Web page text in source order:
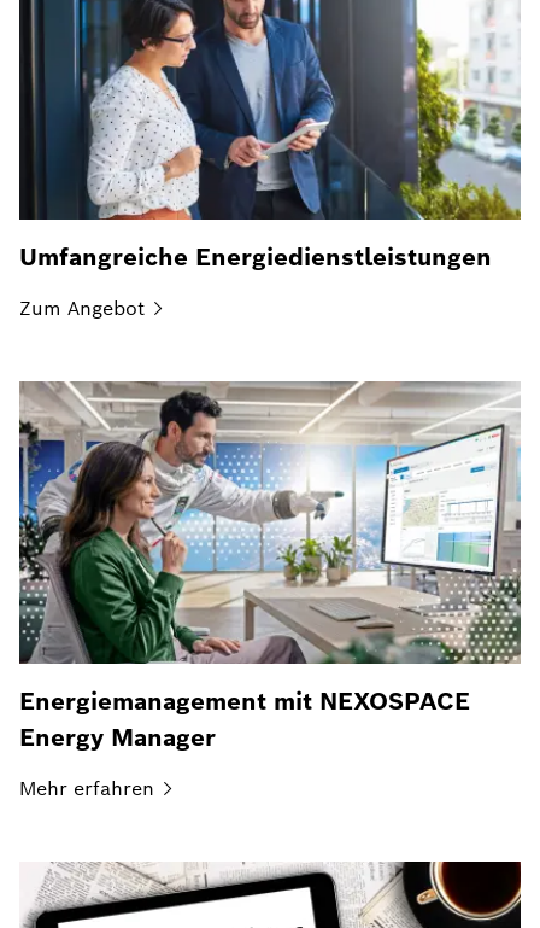
Umfangreiche Energiedienstleistungen
Zum Angebot
Energiemanagement mit NEXOSPACE
Energy Manager
Mehr erfahren